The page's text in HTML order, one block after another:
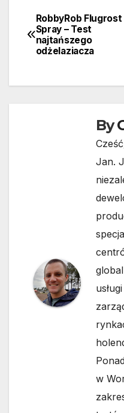
Nawigacja
wpisu
RobbyRob Flugrost
Spray – Test
najtańszego
odżelaziacza
By
Jan.
w